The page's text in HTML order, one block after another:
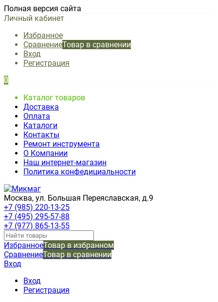
Полная версия сайта
Личный кабинет
Избранное
СравнениеТовар в сравнении
Вход
Регистрация
0
Каталог товаров
Доставка
Оплата
Каталоги
Контакты
Ремонт инструмента
О Компании
Наш интернет-магазин
Политика конфедициальности
Москва, ул. Большая Переяславская, д.9
+7 (985) 220-13-25
+7 (495) 295-57-88
+7 (977) 865-13-55
ИзбранноеТовар в избранном
СравнениеТовар в сравнении
Вход
Вход
Регистрация